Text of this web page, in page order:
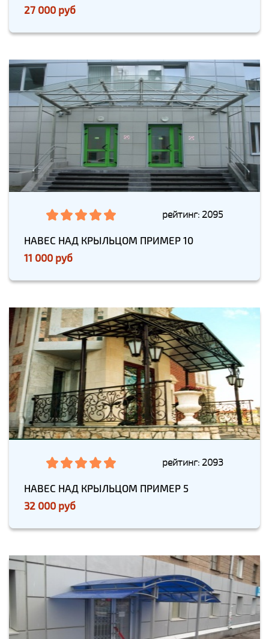
27 000 руб
рейтинг: 2095
НАВЕС НАД КРЫЛЬЦОМ ПРИМЕР 10
11 000 руб
рейтинг: 2093
НАВЕС НАД КРЫЛЬЦОМ ПРИМЕР 5
32 000 руб